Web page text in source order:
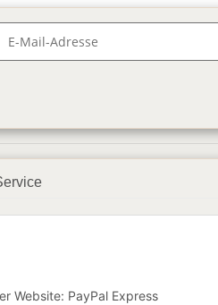
Website: PayPal Express